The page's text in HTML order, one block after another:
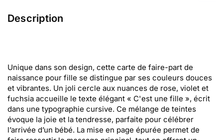
Description
Unique dans son design, cette carte de faire-part de
naissance pour fille se distingue par ses couleurs douces
et vibrantes. Un joli cercle aux nuances de rose, violet et
fuchsia accueille le texte élégant « C'est une fille », écrit
dans une typographie cursive. Ce mélange de teintes
évoque la joie et la tendresse, parfaite pour célébrer
l’arrivée d’un bébé. La mise en page épurée permet de